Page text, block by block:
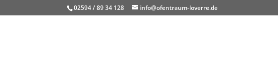
02594 / 89 34 128 info@ofentraum-loverre.de